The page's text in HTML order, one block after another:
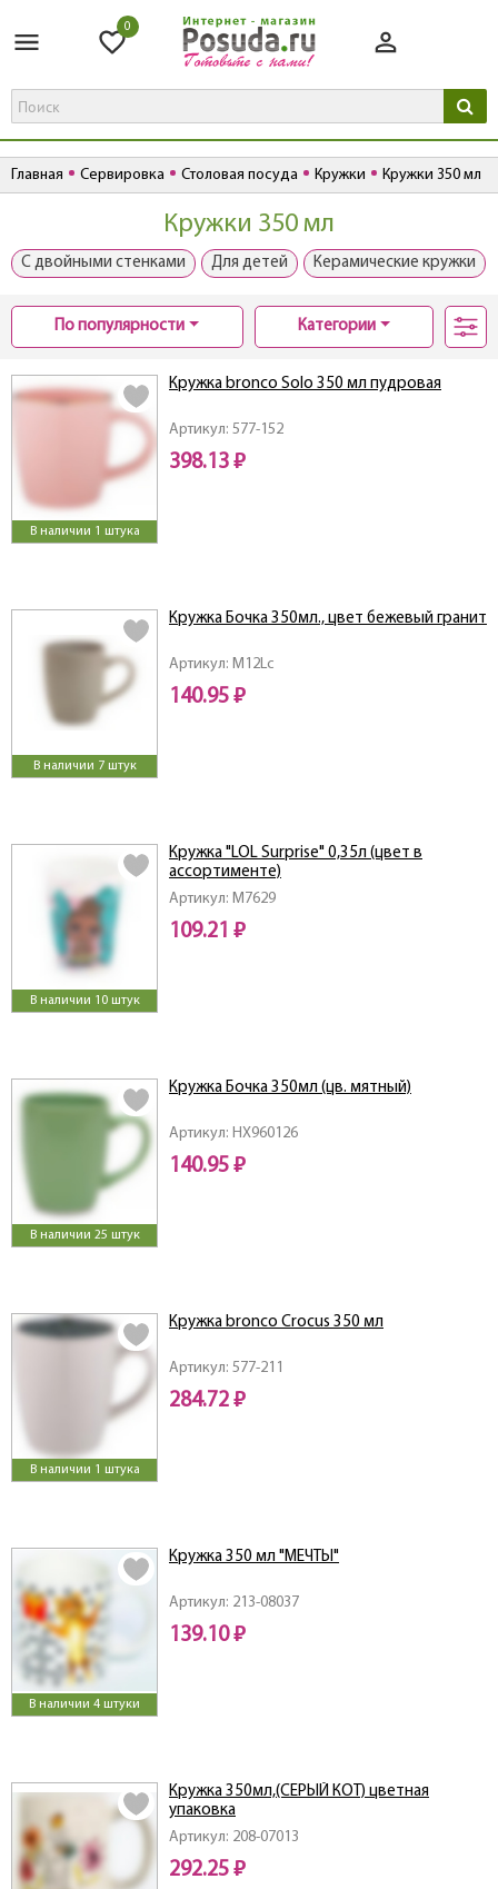
0
Главная Сервировка Столовая посуда Кружки Кружки 350 мл
Кружки 350 мл
С двойными стенками Для детей Керамические кружки
По популярности Категории
В наличии 1 штука
Артикул: 577-152
Кружка bronco Solo 350 мл пудровая
398.13 ₽
В наличии 7 штук
Артикул: M12Lc
Кружка Бочка 350мл., цвет бежевый гранит
140.95 ₽
В наличии 10 штук
Артикул: M7629
Кружка "LOL Surprise" 0,35л (цвет в
ассортименте)
109.21 ₽
В наличии 25 штук
Артикул: HX960126
Кружка Бочка 350мл (цв. мятный)
140.95 ₽
В наличии 1 штука
Артикул: 577-211
Кружка bronco Crocus 350 мл
284.72 ₽
В наличии 4 штуки
Артикул: 213-08037
Кружка 350 мл "МЕЧТЫ"
139.10 ₽
Артикул: 208-07013
Кружка 350мл,(СЕРЫЙ КОТ) цветная
упаковка
292.25 ₽